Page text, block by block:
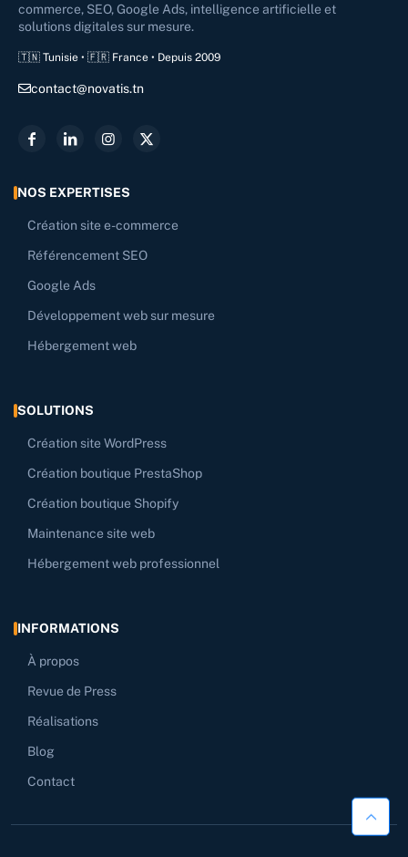
commerce, SEO, Google Ads, intelligence artificielle et
solutions digitales sur mesure.
🇹🇳 Tunisie • 🇫🇷 France • Depuis 2009
contact@novatis.tn
NOS EXPERTISES
Création site e-commerce
Référencement SEO
Google Ads
Développement web sur mesure
Hébergement web
SOLUTIONS
Création site WordPress
Création boutique PrestaShop
Création boutique Shopify
Maintenance site web
Hébergement web professionnel
INFORMATIONS
À propos
Revue de Press
Réalisations
Blog
Contact